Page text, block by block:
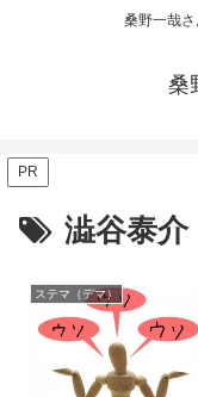
桑野一哉さ
桑
PR
澁谷泰介
ステマ（デマ）